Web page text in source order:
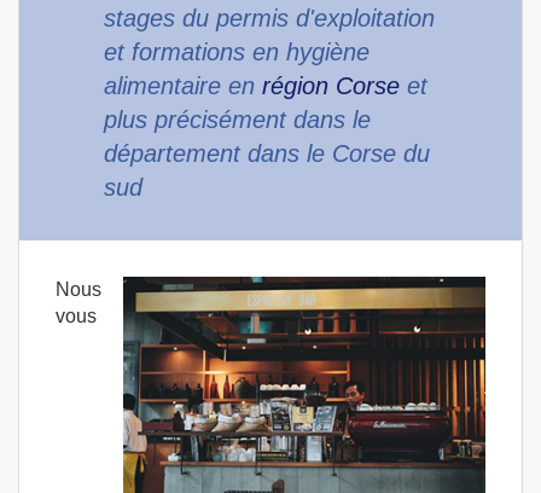
stages du permis d'exploitation
et formations en hygiène
alimentaire en région Corse et
plus précisément dans le
département dans le Corse du
sud
Nous
vous